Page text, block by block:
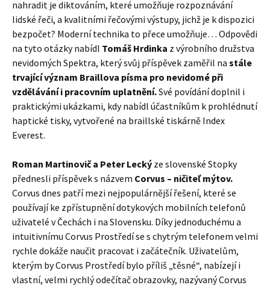
nahradit je diktováním, které umožňuje rozpoznávání
lidské řeči, a kvalitními řečovými výstupy, jichž je k dispozici
bezpočet? Moderní technika to přece umožňuje… Odpovědi
na tyto otázky nabídl Tomáš Hrdinka z výrobního družstva
nevidomých Spektra, který svůj příspěvek zaměřil na stále
trvající význam Braillova písma pro nevidomé při
vzdělávání i pracovním uplatnění.Své povídání doplnil i
praktickými ukázkami, kdy nabídl účastníkům k prohlédnutí
haptické tisky, vytvořené na braillské tiskárně Index
Everest.
Roman Martinovič a Peter Lecký ze slovenské Stopky
přednesli příspěvek s názvem Corvus – ničiteľ mýtov.
Corvus dnes patří mezi nejpopulárnější řešení, které se
používají ke zpřístupnění dotykových mobilních telefonů
uživatelé v Čechách i na Slovensku. Díky jednoduchému a
intuitivnímu Corvus Prostředí se s chytrým telefonem velmi
rychle dokáže naučit pracovat i začátečník. Uživatelům,
kterým by Corvus Prostředí bylo příliš „těsné“, nabízejí i
vlastní, velmi rychlý odečítač obrazovky, nazývaný Corvus